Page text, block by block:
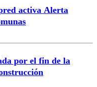
activa Alerta
por el fin de la